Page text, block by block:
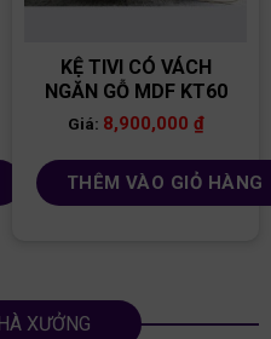
KỆ TIVI CÓ VÁCH
NGĂN GỖ MDF KT60
Giá: 8,900,000 ₫
THÊM VÀO GIỎ HÀNG
XƯỞNG